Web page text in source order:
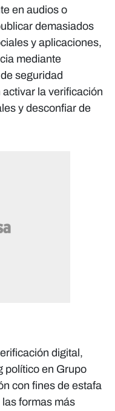
en audios o
demasiados
y aplicaciones,
mediante
seguridad
la verificación
y desconfiar de
digital,
político en Grupo
con fines de estafa
formas más